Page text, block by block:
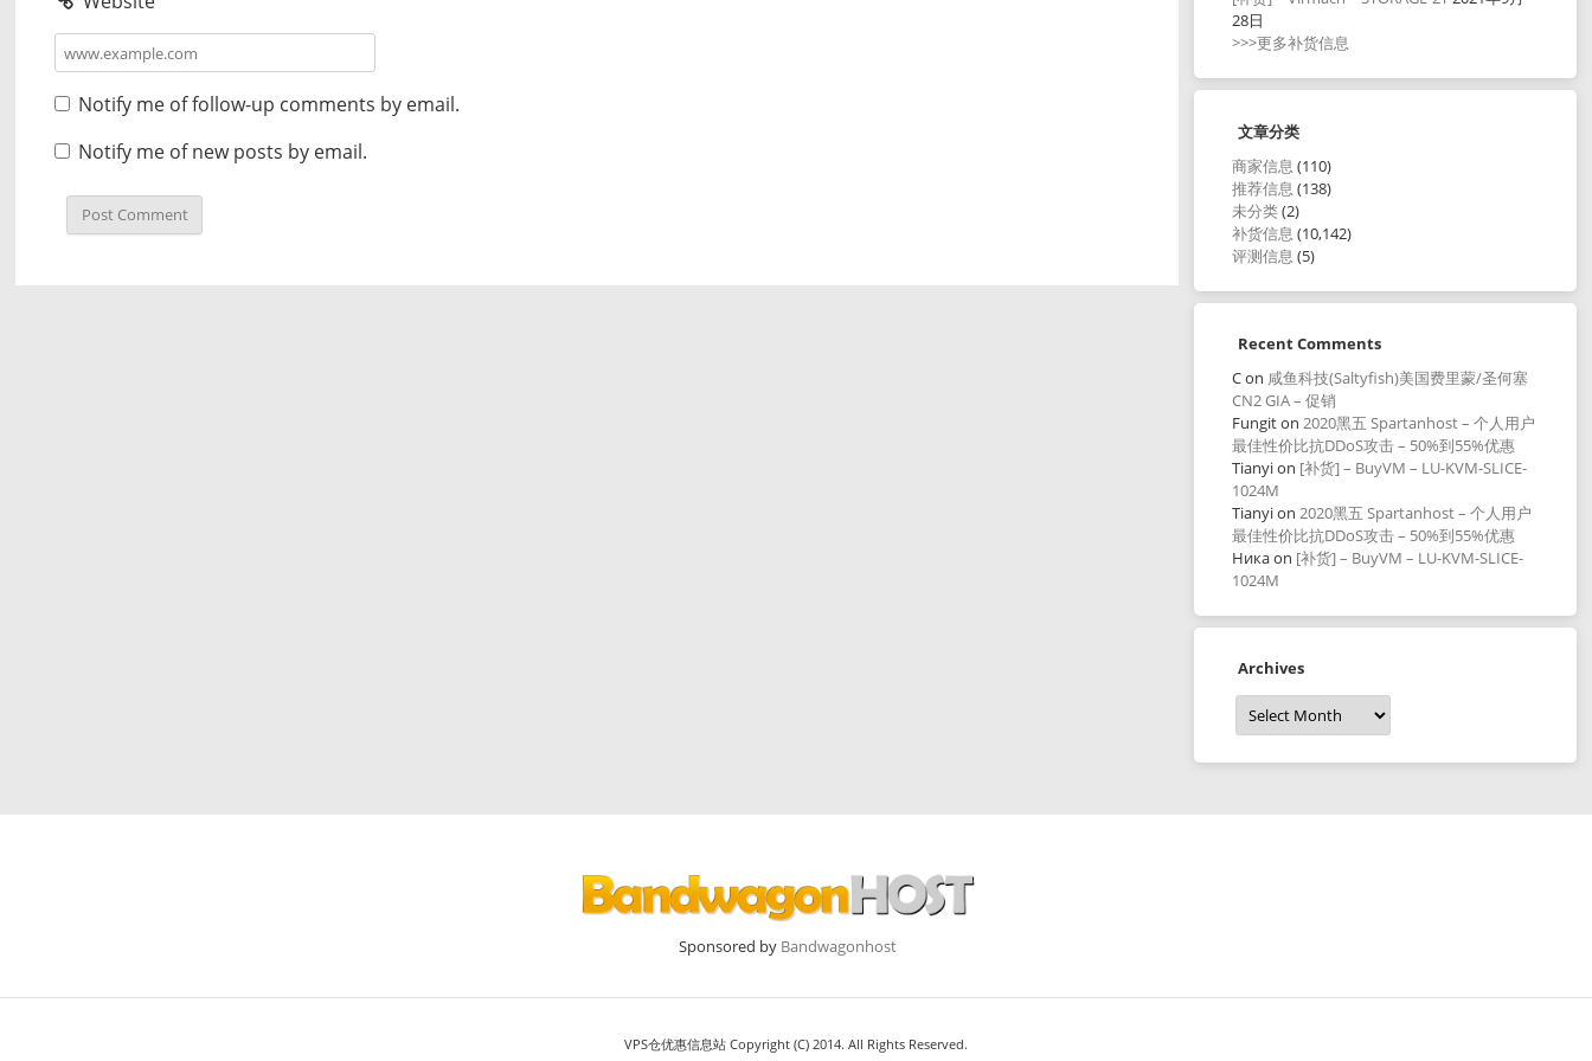
Notify me of follow-up comments by email.
Notify me of new posts by email.
28日
>>>更多补货信息
文章分类
商家信息 (110)
推荐信息 (138)
未分类(2)
补货信息 (10,142)
评测信息 (5)
Recent Comments
Con 咸鱼科技(Saltyfish)美国费里蒙/圣何塞
CN2 GIA – 促销
Fungiton2020黑五 Spartanhost – 个人用户
最佳性价比抗DDoS攻击 – 50%到55%优惠
Tianyion [补货] – BuyVM – LU-KVM-SLICE-
1024M
Tianyion2020黑五 Spartanhost – 个人用户
最佳性价比抗DDoS攻击 – 50%到55%优惠
Никаon [补货] – BuyVM – LU-KVM-SLICE-
1024M
Archives
Archives
Sponsored by Bandwagonhost
VPS仓优惠信息站 Copyright (C) 2014. All Rights Reserved.